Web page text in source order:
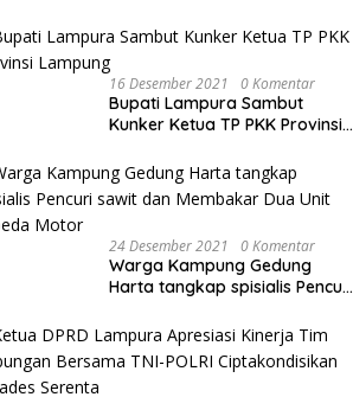
16 Desember 2021 0 Komentar
Bupati Lampura Sambut
Kunker Ketua TP PKK Provinsi
24 Desember 2021 0 Komentar
Warga Kampung Gedung
Harta tangkap spisialis Pencuri
Sepeda Motor